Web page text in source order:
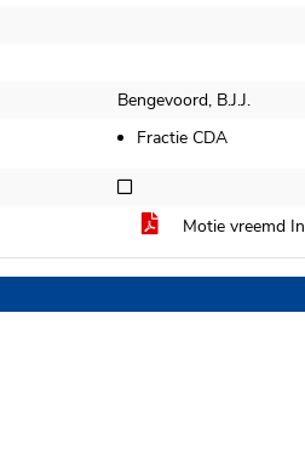
Bengevoord, B.J.J.
Fractie CDA
Niet afgedaan
Motie vreemd